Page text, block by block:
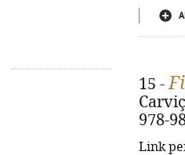
15 -
978-
Link